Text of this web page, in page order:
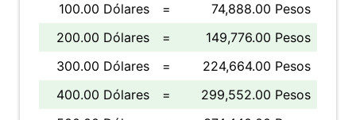
100.00 Dólares
=
74,888.00 Pesos
200.00 Dólares
=
149,776.00 Pesos
300.00 Dólares
=
224,664.00 Pesos
400.00 Dólares
=
299,552.00 Pesos